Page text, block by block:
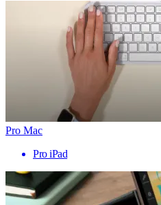
Pro Mac
Pro iPad